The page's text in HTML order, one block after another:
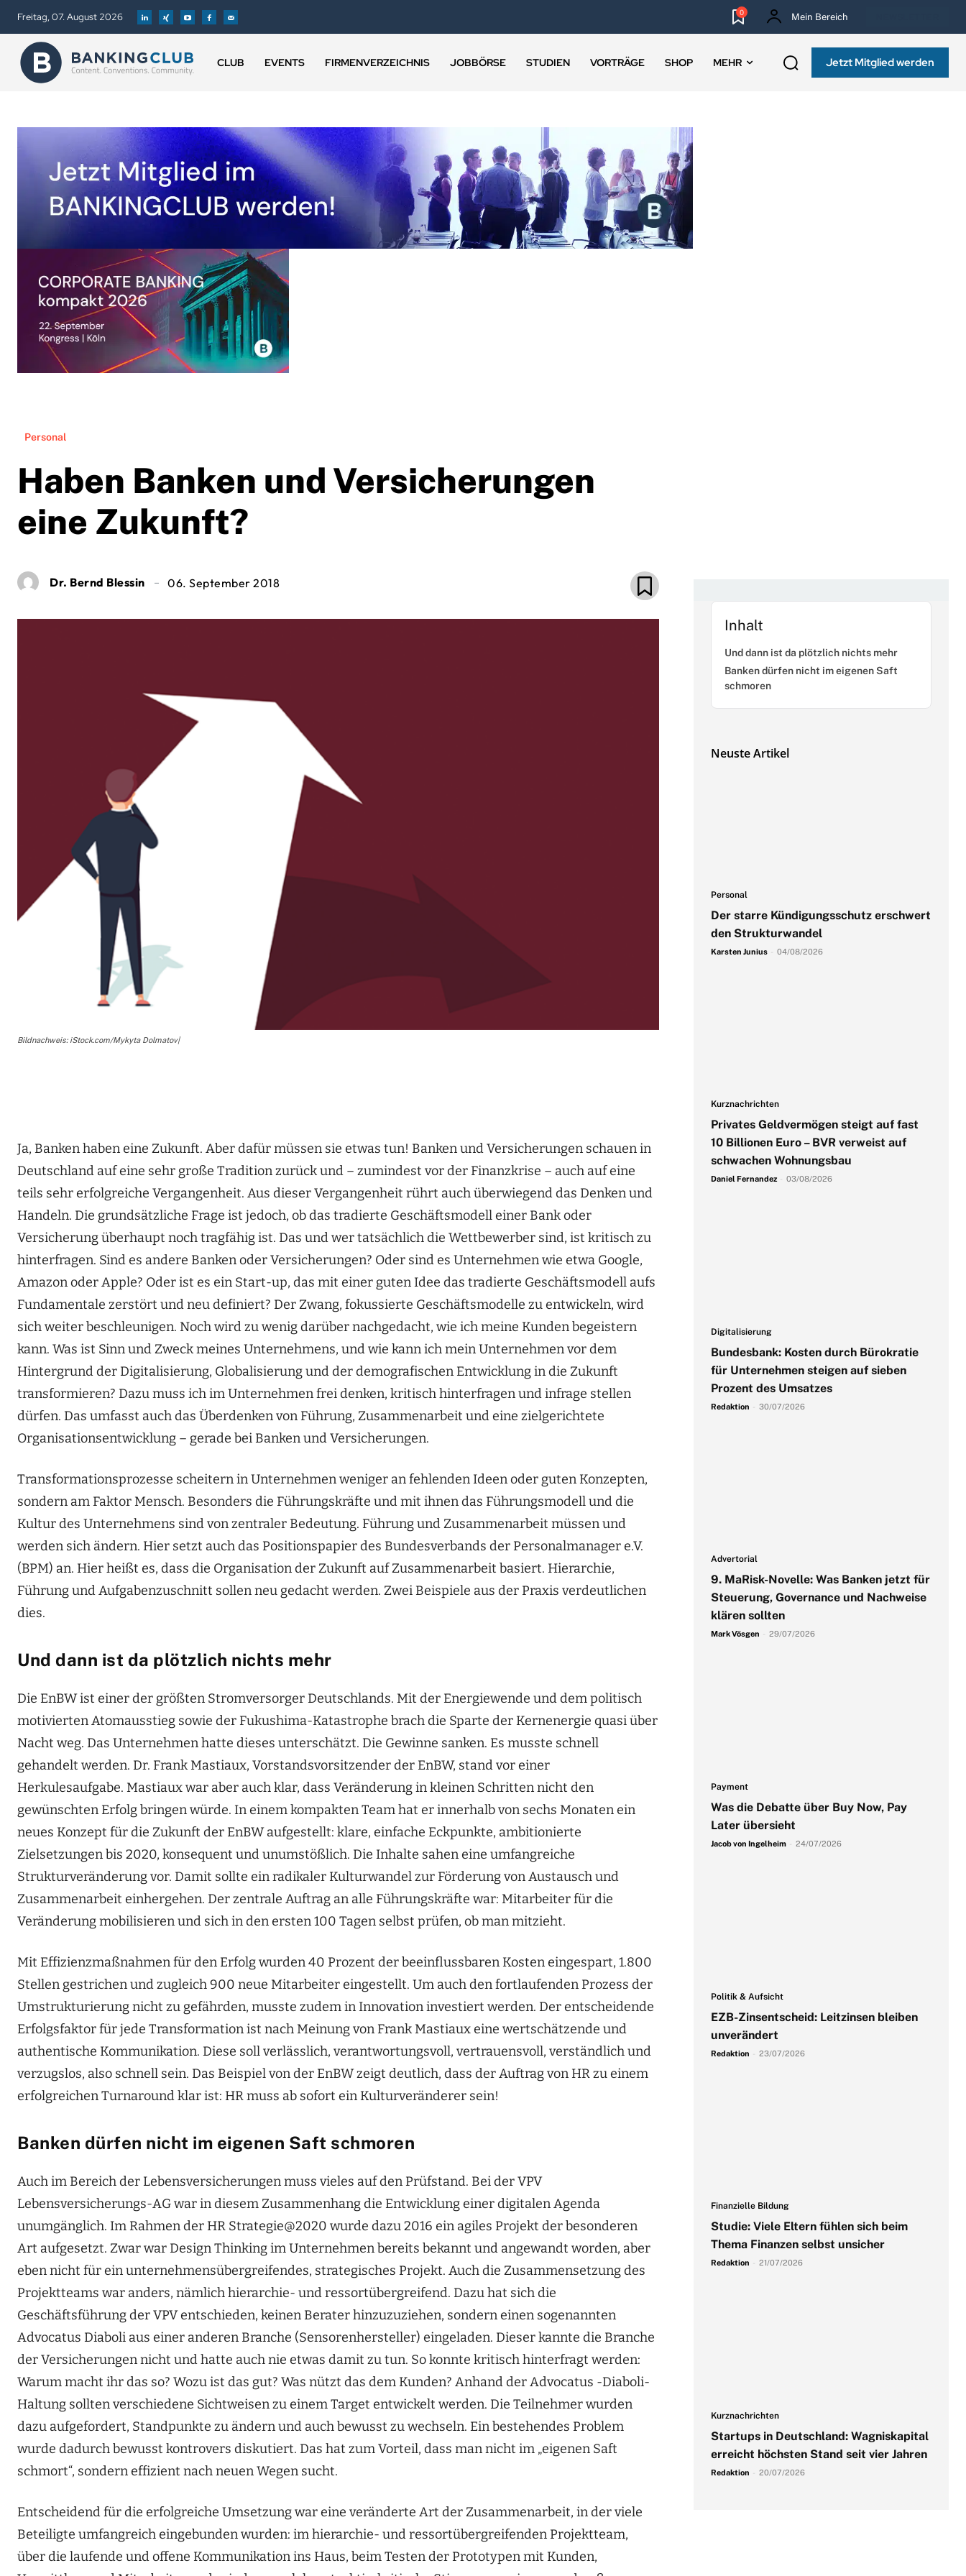
Freitag, 07. August 2026 0 Mein Bereich
CLUB EVENTS FIRMENVERZEICHNIS JOBBÖRSE STUDIEN VORTRÄGE SHOP MEHR Jetzt Mitglied werden
Personal
Haben Banken und Versicherungen
eine Zukunft?
Dr. Bernd Blessin 06. September 2018
Bildnachweis: iStock.com/Mykyta Dolmatov|
Ja, Banken haben eine Zukunft. Aber dafür müssen sie etwas tun! Banken und Versicherungen schauen in
Deutschland auf eine sehr große Tradition zurück und – zumindest vor der Finanzkrise – auch auf eine
teils sehr erfolgreiche Vergangenheit. Aus dieser Vergangenheit rührt auch überwiegend das Denken und
Handeln. Die grundsätzliche Frage ist jedoch, ob das tradierte Geschäftsmodell einer Bank oder
Versicherung überhaupt noch tragfähig ist. Das und wer tatsächlich die Wettbewerber sind, ist kritisch zu
hinterfragen. Sind es andere Banken oder Versicherungen? Oder sind es Unternehmen wie etwa Google,
Amazon oder Apple? Oder ist es ein Start-up, das mit einer guten Idee das tradierte Geschäftsmodell aufs
Fundamentale zerstört und neu definiert? Der Zwang, fokussierte Geschäftsmodelle zu entwickeln, wird
sich weiter beschleunigen. Noch wird zu wenig darüber nachgedacht, wie ich meine Kunden begeistern
kann. Was ist Sinn und Zweck meines Unternehmens, und wie kann ich mein Unternehmen vor dem
Hintergrund der Digitalisierung, Globalisierung und der demografischen Entwicklung in die Zukunft
transformieren? Dazu muss ich im Unternehmen frei denken, kritisch hinterfragen und infrage stellen
dürfen. Das umfasst auch das Überdenken von Führung, Zusammenarbeit und eine zielgerichtete
Organisationsentwicklung – gerade bei Banken und Versicherungen.
Transformationsprozesse scheitern in Unternehmen weniger an fehlenden Ideen oder guten Konzepten,
sondern am Faktor Mensch. Besonders die Führungskräfte und mit ihnen das Führungsmodell und die
Kultur des Unternehmens sind von zentraler Bedeutung. Führung und Zusammenarbeit müssen und
werden sich ändern. Hier setzt auch das Positionspapier des Bundesverbands der Personalmanager e.V.
(BPM) an. Hier heißt es, dass die Organisation der Zukunft auf Zusammenarbeit basiert. Hierarchie,
Führung und Aufgabenzuschnitt sollen neu gedacht werden. Zwei Beispiele aus der Praxis verdeutlichen
dies.
Und dann ist da plötzlich nichts mehr
Die EnBW ist einer der größten Stromversorger Deutschlands. Mit der Energiewende und dem politisch
motivierten Atomausstieg sowie der Fukushima-Katastrophe brach die Sparte der Kernenergie quasi über
Nacht weg. Das Unternehmen hatte dieses unterschätzt. Die Gewinne sanken. Es musste schnell
gehandelt werden. Dr. Frank Mastiaux, Vorstandsvorsitzender der EnBW, stand vor einer
Herkulesaufgabe. Mastiaux war aber auch klar, dass Veränderung in kleinen Schritten nicht den
gewünschten Erfolg bringen würde. In einem kompakten Team hat er innerhalb von sechs Monaten ein
neues Konzept für die Zukunft der EnBW aufgestellt: klare, einfache Eckpunkte, ambitionierte
Zielsetzungen bis 2020, konsequent und unumstößlich. Die Inhalte sahen eine umfangreiche
Strukturveränderung vor. Damit sollte ein radikaler Kulturwandel zur Förderung von Austausch und
Zusammenarbeit einhergehen. Der zentrale Auftrag an alle Führungskräfte war: Mitarbeiter für die
Veränderung mobilisieren und sich in den ersten 100 Tagen selbst prüfen, ob man mitzieht.
Mit Effizienzmaßnahmen für den Erfolg wurden 40 Prozent der beeinflussbaren Kosten eingespart, 1.800
Stellen gestrichen und zugleich 900 neue Mitarbeiter eingestellt. Um auch den fortlaufenden Prozess der
Umstrukturierung nicht zu gefährden, musste zudem in Innovation investiert werden. Der entscheidende
Erfolgsfaktor für jede Transformation ist nach Meinung von Frank Mastiaux eine wertschätzende und
authentische Kommunikation. Diese soll verlässlich, verantwortungsvoll, vertrauensvoll, verständlich und
verzugslos, also schnell sein. Das Beispiel von der EnBW zeigt deutlich, dass der Auftrag von HR zu einem
erfolgreichen Turnaround klar ist: HR muss ab sofort ein Kulturveränderer sein!
Banken dürfen nicht im eigenen Saft schmoren
Auch im Bereich der Lebensversicherungen muss vieles auf den Prüfstand. Bei der VPV
Lebensversicherungs-AG war in diesem Zusammenhang die Entwicklung einer digitalen Agenda
unumgänglich. Im Rahmen der HR Strategie@2020 wurde dazu 2016 ein agiles Projekt der besonderen
Art aufgesetzt. Zwar war Design Thinking im Unternehmen bereits bekannt und angewandt worden, aber
eben nicht für ein unternehmensübergreifendes, strategisches Projekt. Auch die Zusammensetzung des
Projektteams war anders, nämlich hierarchie- und ressortübergreifend. Dazu hat sich die
Geschäftsführung der VPV entschieden, keinen Berater hinzuzuziehen, sondern einen sogenannten
Advocatus Diaboli aus einer anderen Branche (Sensorenhersteller) eingeladen. Dieser kannte die Branche
der Versicherungen nicht und hatte auch nie etwas damit zu tun. So konnte kritisch hinterfragt werden:
Warum macht ihr das so? Wozu ist das gut? Was nützt das dem Kunden? Anhand der Advocatus -Diaboli-
Haltung sollten verschiedene Sichtweisen zu einem Target entwickelt werden. Die Teilnehmer wurden
dazu aufgefordert, Standpunkte zu ändern und auch bewusst zu wechseln. Ein bestehendes Problem
wurde dadurch bewusst kontrovers diskutiert. Das hat zum Vorteil, dass man nicht im „eigenen Saft
schmort“, sondern effizient nach neuen Wegen sucht.
Entscheidend für die erfolgreiche Umsetzung war eine veränderte Art der Zusammenarbeit, in der viele
Beteiligte umfangreich eingebunden wurden: im hierarchie- und ressortübergreifenden Projektteam,
über die laufende und offene Kommunikation ins Haus, beim Testen der Prototypen mit Kunden,
Inhalt
Und dann ist da plötzlich nichts mehr
Banken dürfen nicht im eigenen Saft
schmoren
Neuste Artikel
Personal
Der starre Kündigungsschutz erschwert
den Strukturwandel
Karsten Junius 04/08/2026
Kurznachrichten
Privates Geldvermögen steigt auf fast
10 Billionen Euro – BVR verweist auf
schwachen Wohnungsbau
Daniel Fernandez 03/08/2026
Digitalisierung
Bundesbank: Kosten durch Bürokratie
für Unternehmen steigen auf sieben
Prozent des Umsatzes
Redaktion 30/07/2026
Advertorial
9. MaRisk-Novelle: Was Banken jetzt für
Steuerung, Governance und Nachweise
klären sollten
Mark Vösgen 29/07/2026
Payment
Was die Debatte über Buy Now, Pay
Later übersieht
Jacob von Ingelheim 24/07/2026
Politik & Aufsicht
EZB-Zinsentscheid: Leitzinsen bleiben
unverändert
Redaktion 23/07/2026
Finanzielle Bildung
Studie: Viele Eltern fühlen sich beim
Thema Finanzen selbst unsicher
Redaktion 21/07/2026
Kurznachrichten
Startups in Deutschland: Wagniskapital
erreicht höchsten Stand seit vier Jahren
Redaktion 20/07/2026